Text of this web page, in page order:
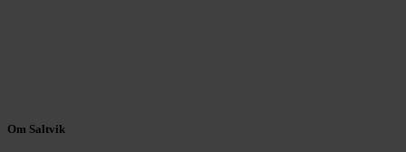
Om Saltvik